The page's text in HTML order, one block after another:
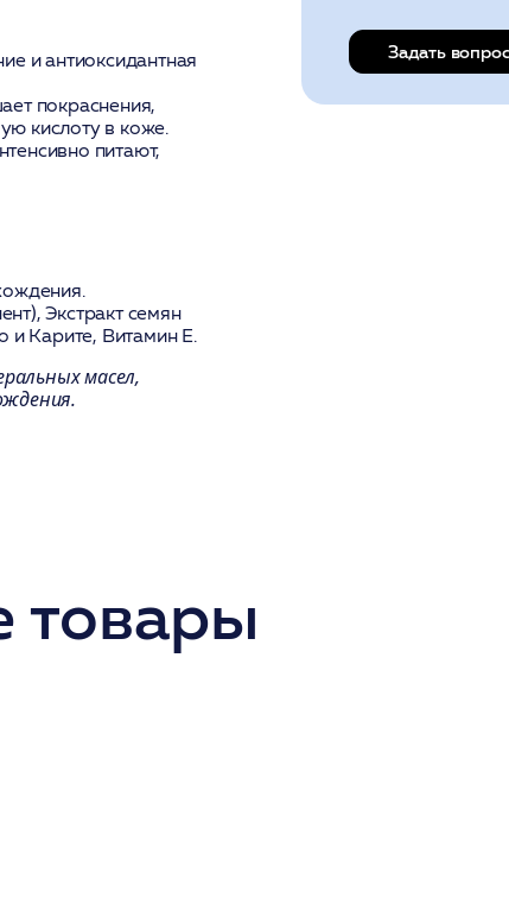
и антиоксидантная
покраснения,
кислоту в коже.
питают,
Экстракт семян
и Карите, Витамин E.
масел,
Задать вопрос
товары